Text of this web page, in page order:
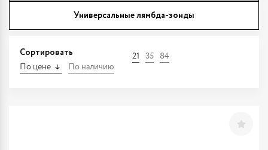
Универсальные лямбда-зонды
Сортировать
По цене По наличию
21 35 84